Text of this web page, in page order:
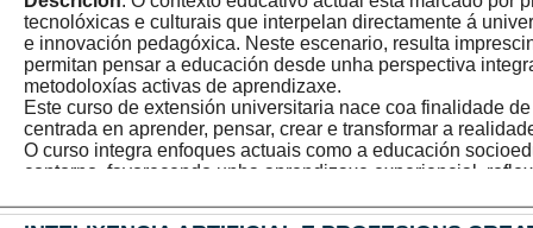
Proxecto grupal en estudo de gravación II.
Proxecto individual en home studio I.
Proxecto individual en home studio II.
tecnolóxicas e culturais que interpelan directamente á
e innovación pedagóxica. Neste escenario, resulta
permitan pensar a educación desde unha perspectiva
metodoloxías activas de aprendizaxe.
Este curso de extensión universitaria nace coa finalidade
centrada en aprender, pensar, crear e transformar a
O curso integra enfoques actuais como a educación
contorno, favorecendo unha aprendizaxe experiencial,
profesional, como o pensamento crítico, a creatividade, o